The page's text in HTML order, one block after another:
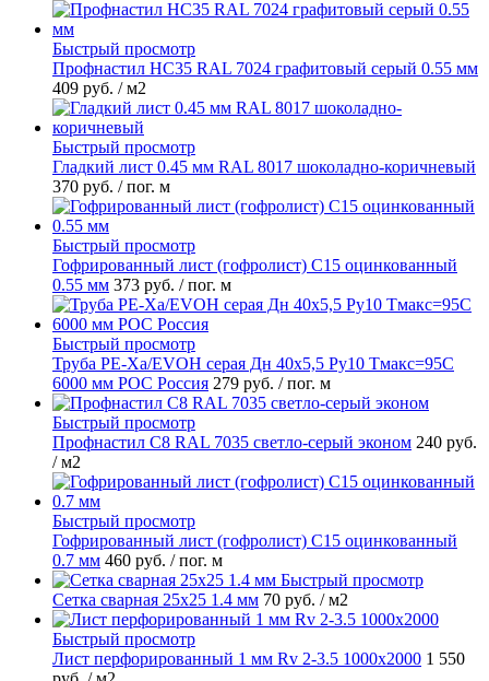
Быстрый просмотр
Профнастил НС35 RAL 7024 графитовый серый 0.55 мм
409 руб. / м2
Быстрый просмотр
Гладкий лист 0.45 мм RAL 8017 шоколадно-коричневый
370 руб. / пог. м
Быстрый просмотр
Гофрированный лист (гофролист) С15 оцинкованный
0.55 мм 373 руб. / пог. м
Быстрый просмотр
Труба PE-Xa/EVOH серая Дн 40х5,5 Ру10 Тмакс=95C
6000 мм РОС Россия 279 руб. / пог. м
Быстрый просмотр
Профнастил С8 RAL 7035 светло-серый эконом 240 руб.
/ м2
Быстрый просмотр
Гофрированный лист (гофролист) С15 оцинкованный
0.7 мм 460 руб. / пог. м
Быстрый просмотр
Сетка сварная 25х25 1.4 мм 70 руб. / м2
Быстрый просмотр
Лист перфорированный 1 мм Rv 2-3.5 1000х2000 1 550